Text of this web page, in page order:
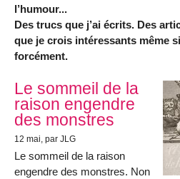
l’humour...
Des trucs que j’ai écrits. Des
que je crois intéressants même
forcément.
Articles les plus
Le sommeil de la
raison engendre
des monstres
12 mai, par JLG
Le sommeil de la raison
engendre des monstres. Non